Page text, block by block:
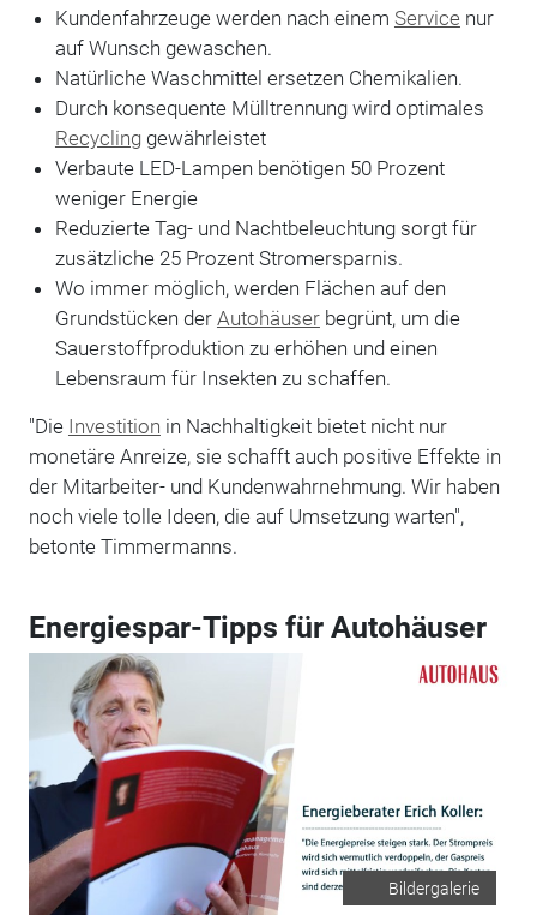
Kundenfahrzeuge werden nach einem Service nur
auf Wunsch gewaschen.
Natürliche Waschmittel ersetzen Chemikalien.
Durch konsequente Mülltrennung wird optimales
Recyclinggewährleistet
Verbaute LED-Lampen benötigen 50 Prozent
weniger Energie
Reduzierte Tag- und Nachtbeleuchtung sorgt für
zusätzliche 25 Prozent Stromersparnis.
Wo immer möglich, werden Flächen auf den
Grundstücken der Autohäuserbegrünt, um die
Sauerstoffproduktion zu erhöhen und einen
Lebensraum für Insekten zu schaffen.
"Die Investition in Nachhaltigkeit bietet nicht nur
monetäre Anreize, sie schafft auch positive Effekte in
der Mitarbeiter- und Kundenwahrnehmung. Wir haben
noch viele tolle Ideen, die auf Umsetzung warten",
betonte Timmermanns.
Energiespar-Tipps für Autohäuser
Bildergalerie